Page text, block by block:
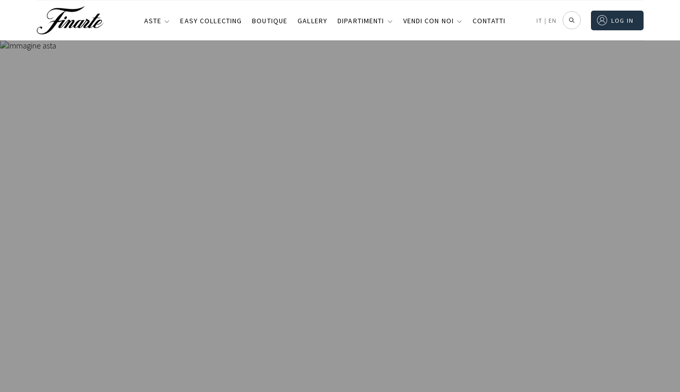
ASTE EASY COLLECTING BOUTIQUE GALLERY DIPARTIMENTI VENDI CON NOI CONTATTI IT | EN LOG IN